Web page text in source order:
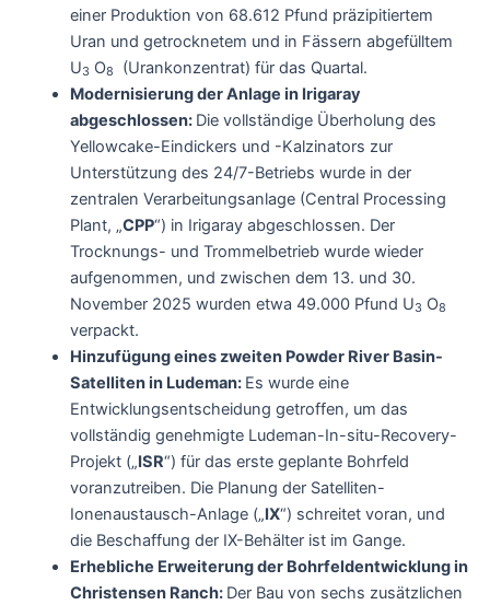
einer Produktion von 68.612 Pfund präzipitiertem
Uran und getrocknetem und in Fässern abgefülltem
U3 O8
(Urankonzentrat) für das Quartal.
Modernisierung der Anlage in Irigaray
abgeschlossen: Die vollständige Überholung des
Yellowcake-Eindickers und -Kalzinators zur
Unterstützung des 24/7-Betriebs wurde in der
zentralen Verarbeitungsanlage (Central Processing
Plant, „CPP“) in Irigaray abgeschlossen. Der
Trocknungs- und Trommelbetrieb wurde wieder
aufgenommen, und zwischen dem 13. und 30.
November 2025 wurden etwa 49.000 Pfund U3 O8
verpackt.
Hinzufügung eines zweiten Powder River Basin-
Satelliten in Ludeman: Es wurde eine
Entwicklungsentscheidung getroffen, um das
vollständig genehmigte Ludeman-In-situ-Recovery-
Projekt („ISR“) für das erste geplante Bohrfeld
voranzutreiben. Die Planung der Satelliten-
Ionenaustausch-Anlage („IX“) schreitet voran, und
die Beschaffung der IX-Behälter ist im Gange.
Erhebliche Erweiterung der Bohrfeldentwicklung in
Christensen Ranch: Der Bau von sechs zusätzlichen